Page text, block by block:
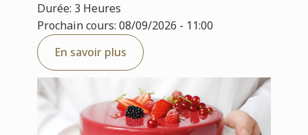
Durée: 3 Heures
Prochain cours: 08/09/2026 - 11:00
En savoir plus